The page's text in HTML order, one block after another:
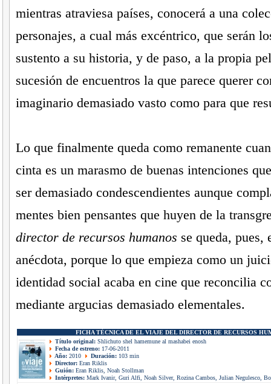
mientras atraviesa países, conocerá a una
personajes, a cual más excéntrico, que serán
sustento a su historia, y de paso, a la propia
sucesión de encuentros la que parece querer
imaginario demasiado vasto como para que
Lo que finalmente queda como remanente
cinta es un marasmo de buenas intenciones
ser demasiado condescendientes aunque
mentes bien pensantes que huyen de la
director de recursos humanos se queda, pues,
anécdota, porque lo que empieza como un
identidad social acaba en cine que reconcilia
mediante argucias demasiado elementales.
FICHA TÉCNICA DE EL VIAJE DEL DIRECTOR DE RECURSOS
Título original: Shlichuto shel hamemune al mashabei enosh
Fecha de estreno: 17-06-2011
Año: 2010 Duración: 103 min
Director: Eran Riklis
Guión: Eran Riklis, Noah Stollman
Intérpretes: Mark Ivanir, Guri Alfi, Noah Silver, Rozina Cambos, Julian Negulesco,